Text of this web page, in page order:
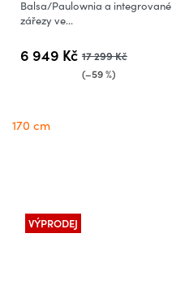
6 949 Kč 17 299 Kč
(–59 %)
Balsa/Paulownia a integrované
zářezy ve...
170 cm
VÝPRODEJ